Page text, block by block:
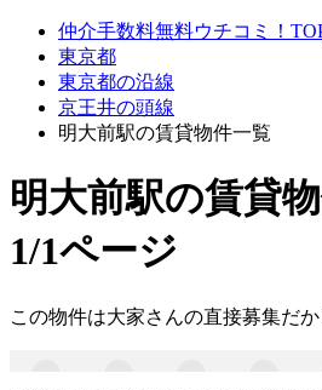
仲介手数料無料ウチコミ！
東京都
東京都の沿線
京王井の頭線
明大前駅の賃貸物件一覧
明大前駅の賃貸
1/1ページ
この物件は大家さんの直接募集だか